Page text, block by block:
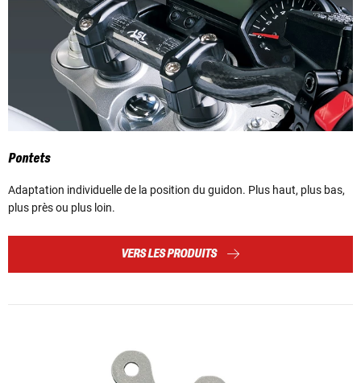
Pontets
Adaptation individuelle de la position du guidon. Plus haut, plus bas,
plus près ou plus loin.
VERS LES PRODUITS